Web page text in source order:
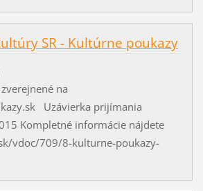
SR - Kultúrne poukazy
na
Uzávierka prijímania
Kompletné informácie nájdete
vdoc/709/8-kulturne-poukazy-